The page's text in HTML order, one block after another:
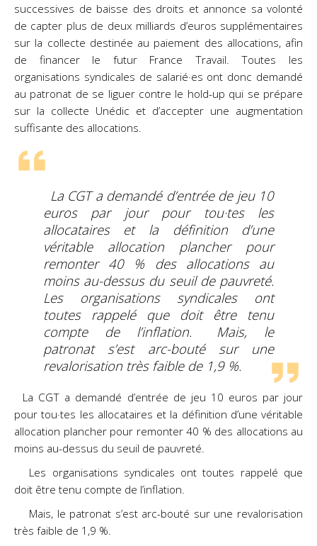
successives de baisse des droits et annonce sa volonté
de capter plus de deux milliards d’euros supplémentaires
sur la collecte destinée au paiement des allocations, afin
de financer le futur France Travail. Toutes les
organisations syndicales de salarié·es ont donc demandé
au patronat de se liguer contre le hold-up qui se prépare
sur la collecte Unédic et d’accepter une augmentation
suffisante des allocations.
La CGT a demandé d’entrée de jeu 10
euros par jour pour tou·tes les
allocataires et la définition d’une
véritable allocation plancher pour
remonter 40 % des allocations au
moins au-dessus du seuil de pauvreté.
Les organisations syndicales ont
toutes rappelé que doit être tenu
compte de l’inflation. Mais, le
patronat s’est arc-bouté sur une
revalorisation très faible de 1,9 %.
La CGT a demandé d’entrée de jeu 10 euros par jour
pour tou·tes les allocataires et la définition d’une véritable
allocation plancher pour remonter 40 % des allocations au
moins au-dessus du seuil de pauvreté.
Les organisations syndicales ont toutes rappelé que
doit être tenu compte de l’inflation.
Mais, le patronat s’est arc-bouté sur une revalorisation
très faible de 1,9 %.